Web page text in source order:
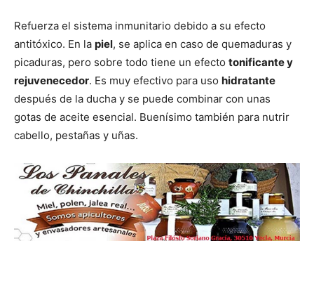
Refuerza el sistema inmunitario debido a su efecto
antitóxico. En la piel, se aplica en caso de quemaduras y
picaduras, pero sobre todo tiene un efecto tonificante y
rejuvenecedor. Es muy efectivo para uso hidratante
después de la ducha y se puede combinar con unas
gotas de aceite esencial. Buenísimo también para nutrir
cabello, pestañas y uñas.